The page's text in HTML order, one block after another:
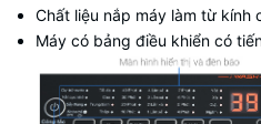
Chất liệu nắp máy làm từ kính
Máy có bảng điều khiển có